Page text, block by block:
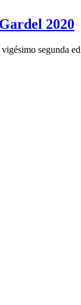
2020
segunda